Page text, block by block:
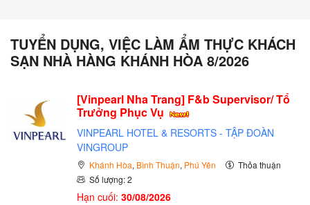
TUYỂN DỤNG, VIỆC LÀM ẨM THỰC KHÁCH
SẠN NHÀ HÀNG KHÁNH HÒA 8/2026
[Vinpearl Nha Trang] F&b Supervisor/ Tổ
Trưởng Phục Vụ
VINPEARL HOTEL & RESORTS - TẬP ĐOÀN
VINGROUP
Khánh Hòa, Bình Thuận, Phú Yên
Thỏa thuận
Số lượng: 2
Hạn cuối: 30/08/2026